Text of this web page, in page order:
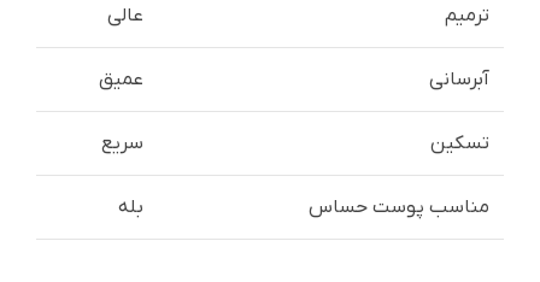
ترمیم عالی
آبرسانی عمیق
تسکین سریع
مناسب پوست حساس بله